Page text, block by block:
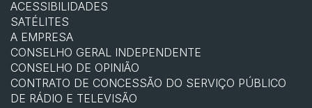
ACESSIBILIDADES
SATÉLITES
A EMPRESA
CONSELHO GERAL INDEPENDENTE
CONSELHO DE OPINIÃO
CONTRATO DE CONCESSÃO DO SERVIÇO PÚBLICO
DE RÁDIO E TELEVISÃO